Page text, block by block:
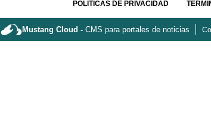
POLITICAS DE PRIVACIDAD
Mustang Cloud - CMS para portales de noticias